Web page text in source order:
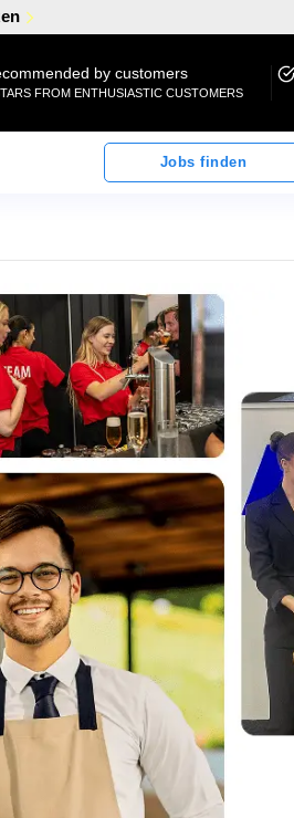
by customers
FROM ENTHUSIASTIC CUSTOMERS
Jobs finden